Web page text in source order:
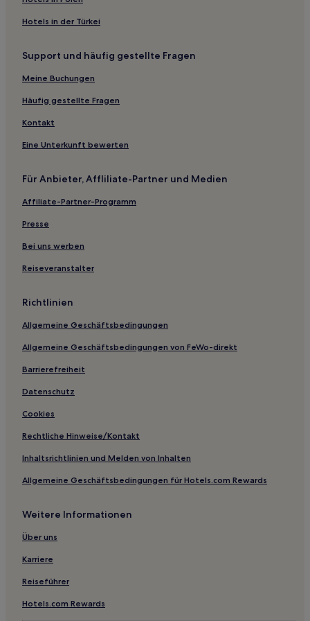
Hotels mit Parkplatz in Pierre
Hotels mit inbegriffenem Frühstück in Pierre
Günstige in Pierre
Familien in Oacoma
Hotels mit inbegriffenem Frühstück in South Dakota
Günstige in Belle Fourche
Haustierfreundliche in Custer
Ferienwohnungen in Custer State Park
Motels in Deadwood
Ferienwohnungen in Yankton
Motels in Rapid City
3-Sterne-Hotels in Custer State Park
2-Sterne-Hotels in Mitchell
Hotels nahe Dignity Statue
Fort Thompson Hotels
New Witten Hotels
Hotels nahe La Framboise Island
Hotels nahe Fossil Exhibit Trail
Murdo Hotels
Pierre Hotels
Hotels nahe Minuteman Missile National Historic Site
Kennebec Hotels
Hotels nahe West Bend Recreation Area
Brule County: Hotels
Hotels in der Türkei
Support und häufig gestellte Fragen
Meine Buchungen
Häufig gestellte Fragen
Kontakt
Eine Unterkunft bewerten
Für Anbieter, Affliliate-Partner und Medien
Affiliate-Partner-Programm
Presse
Bei uns werben
Reiseveranstalter
Richtlinien
Allgemeine Geschäftsbedingungen
Allgemeine Geschäftsbedingungen von FeWo-direkt
Barrierefreiheit
Datenschutz
Cookies
Rechtliche Hinweise/Kontakt
Inhaltsrichtlinien und Melden von Inhalten
Allgemeine Geschäftsbedingungen für Hotels.com Rewards
Weitere Informationen
Über uns
Karriere
Reiseführer
Hotels.com Rewards